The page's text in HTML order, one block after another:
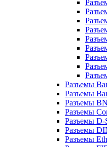
Разъемы
Разъемы
Разъемы
Разъемы
Разъемы D-
Разъемы
Разъемы